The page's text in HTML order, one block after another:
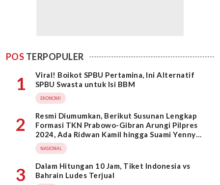
POS TERPOPULER
1
Viral! Boikot SPBU Pertamina, Ini Alternatif
SPBU Swasta untuk Isi BBM
EKONOMI
2
Resmi Diumumkan, Berikut Susunan Lengkap
Formasi TKN Prabowo-Gibran Arungi Pilpres
2024, Ada Ridwan Kamil hingga Suami Yenny
Wahid
NASIONAL
3
Dalam Hitungan 10 Jam, Tiket Indonesia vs
Bahrain Ludes Terjual